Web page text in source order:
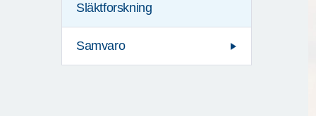
Släktforskning
Samvaro